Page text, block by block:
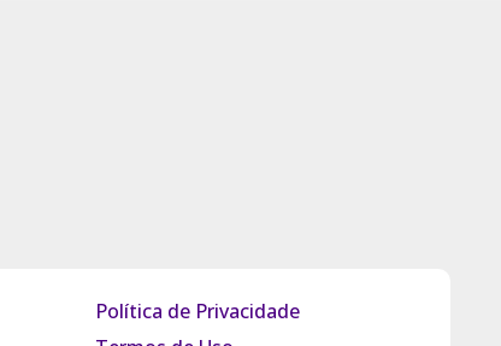
Política de Privacidade